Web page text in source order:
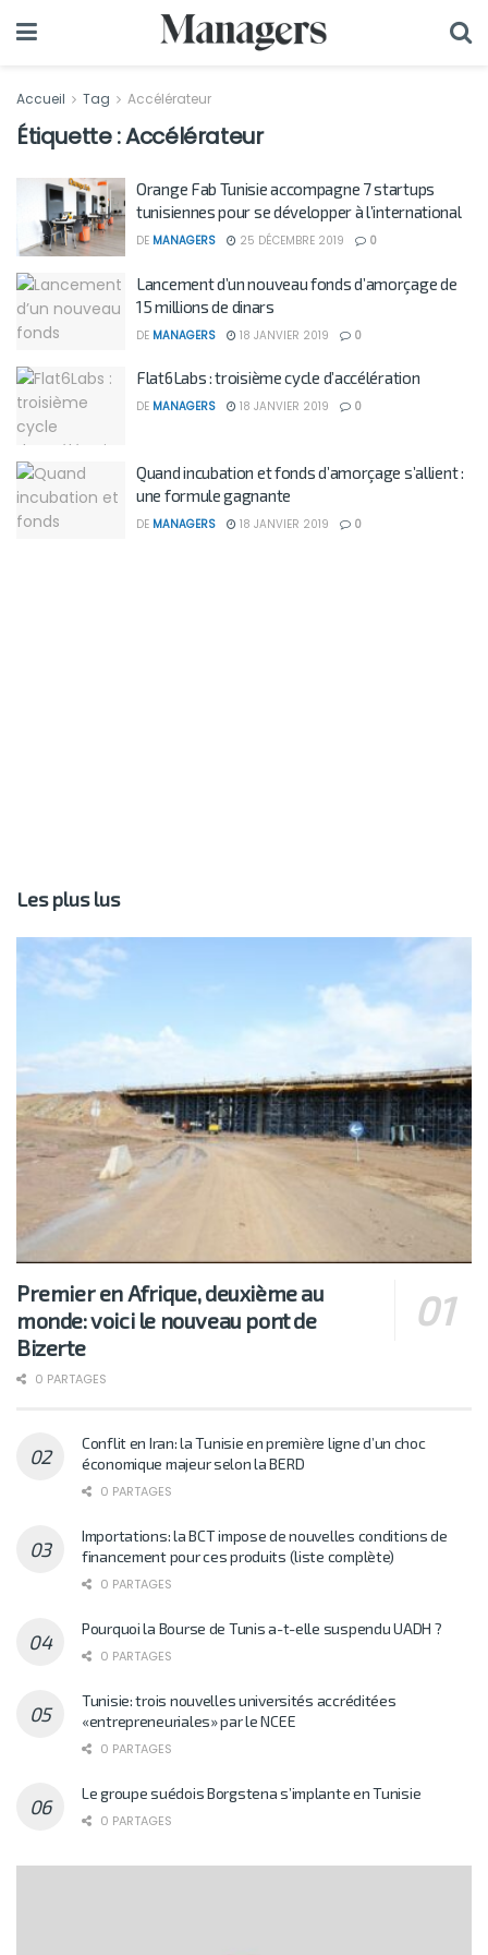
Accueil Tag Accélérateur
Étiquette :Accélérateur
Orange Fab Tunisie accompagne 7 startups
tunisiennes pour se développer à l’international
DE MANAGERS 25 DÉCEMBRE 2019 0
Lancement d’un nouveau fonds d’amorçage de
15 millions de dinars
DE MANAGERS 18 JANVIER 2019 0
Flat6Labs : troisième cycle d’accélération
DE MANAGERS 18 JANVIER 2019 0
Quand incubation et fonds d’amorçage s’allient :
une formule gagnante
DE MANAGERS 18 JANVIER 2019 0
Les plus lus
Premier en Afrique, deuxième au
monde: voici le nouveau pont de
Bizerte
0 PARTAGES
Conflit en Iran: la Tunisie en première ligne d’un choc
économique majeur selon la BERD
0 PARTAGES
Importations: la BCT impose de nouvelles conditions de
financement pour ces produits (liste complète)
0 PARTAGES
Pourquoi la Bourse de Tunis a-t-elle suspendu UADH ?
0 PARTAGES
Tunisie: trois nouvelles universités accréditées
«entrepreneuriales» par le NCEE
0 PARTAGES
Le groupe suédois Borgstena s’implante en Tunisie
0 PARTAGES